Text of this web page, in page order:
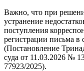
Важно, что при
устранение
поступления
регистрации письма
(Постановление
суда от 11.03.2026 №
77923/2025).